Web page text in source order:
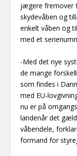
jægere fremover
skydevåben og
enkelt våben og
med et
-Med det nye
de mange
som findes i
med EU-
nu er på
landenår det
våbendele,
formand for